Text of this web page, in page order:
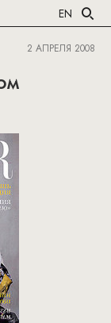
EN
2 АПРЕЛЯ 2008